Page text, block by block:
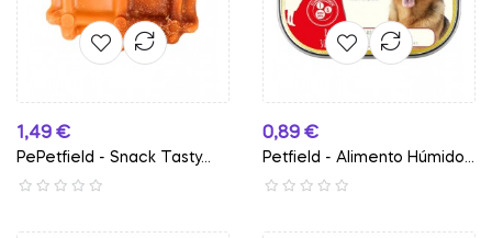
Preço
1,49 €
PePetfield - Snack Tasty...
Preço
0,89 €
Petfield - Alimento Húmido...